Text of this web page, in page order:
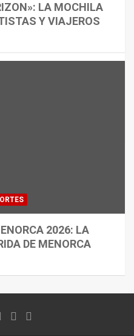
LA MOCHILA
Y VIAJEROS
2026: LA
DE MENORCA